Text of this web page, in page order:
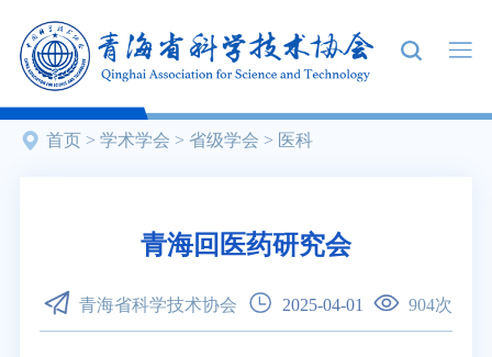
首页 > 学术学会 > 省级学会 > 医科
青海回医药研究会
青海省科学技术协会 2025-04-01 904次